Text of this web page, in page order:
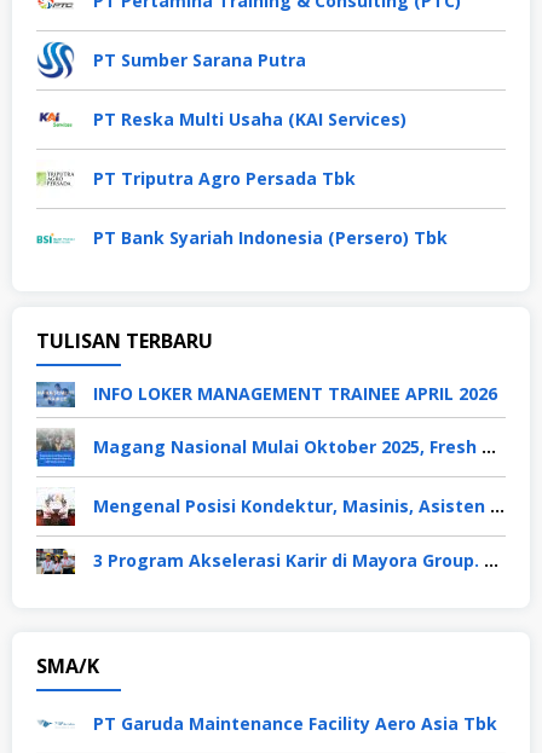
PT Sumber Sarana Putra
PT Reska Multi Usaha (KAI Services)
PT Triputra Agro Persada Tbk
PT Bank Syariah Indonesia (Persero) Tbk
TULISAN TERBARU
INFO LOKER MANAGEMENT TRAINEE APRIL 2026
Magang Nasional Mulai Oktober 2025, Fresh Graduate Dapat Gaji UMP Selama 6 Bulan
Mengenal Posisi Kondektur, Masinis, Asisten PPKA, Pemeliharaan Sarana dan Prasarana, Polsuska (Polisi Khusus Kereta Api), di PT KAI
3 Program Akselerasi Karir di Mayora Group. Apa Saja? Berikut Penjelasannya
SMA/K
PT Garuda Maintenance Facility Aero Asia Tbk